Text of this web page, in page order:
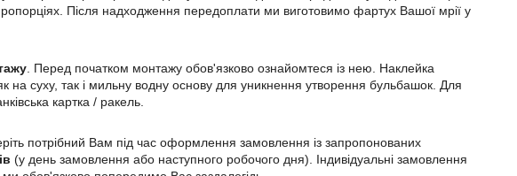
Після надходження передоплати ми виготовимо фартух Вашої мрії у
. Перед початком монтажу обов'язково ознайомтеся із нею. Наклейка
на суху, так і мильну водну основу для уникнення утворення бульбашок. Для
картка / ракель.
потрібний Вам під час оформлення замовлення із запропонованих
(у день замовлення або наступного робочого дня). Індивідуальні замовлення